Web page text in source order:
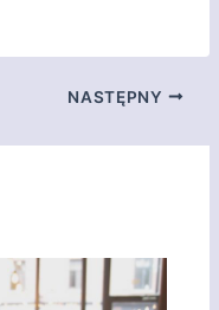
NASTĘPNY